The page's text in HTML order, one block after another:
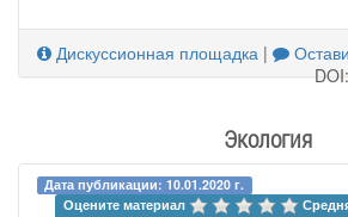
Дискуссионная площадка |
Экология
Дата публикации: 10.01.2020 г.
Оцените материал